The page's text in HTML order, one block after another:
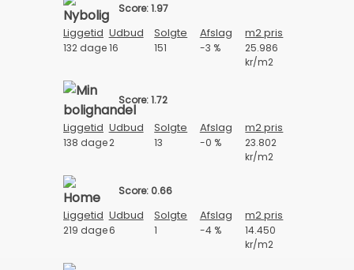
Score: 1.97
Liggetid Udbud Solgte Afslag m2 pris
132 dage16 151 -3 %
25.986
kr/m2
Score: 1.72
Liggetid Udbud Solgte Afslag m2 pris
138 dage2 13 -0 %
23.802
kr/m2
Score: 0.66
Liggetid Udbud Solgte Afslag m2 pris
219 dage6 1 -4 %
14.450
kr/m2